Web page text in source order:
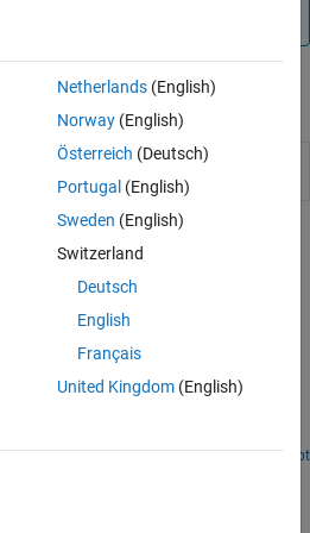
function-call subsystem when
edge transition occurs
by Using Thread Trigger
Open Script
Netherlands(English)
Norway(English)
Österreich (Deutsch)
Portugal (English)
Sweden (English)
Switzerland
Deutsch
English
Français
United Kingdom(English)